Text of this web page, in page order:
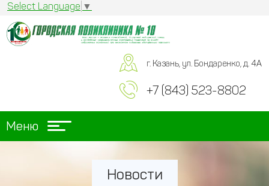
Select Language ▼
г. Казань, ул. Бондаренко, д. 4А
+7 (843) 523-8802
Меню
Новости